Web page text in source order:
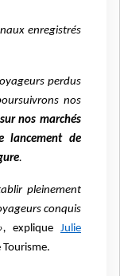
enregistrés
perdus
nos
nos marchés
lancement de
.
pleinement
conquis
expliqueJulie